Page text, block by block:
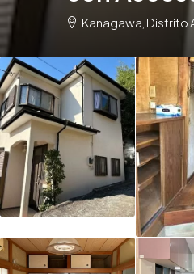
Kanagawa, Distrito